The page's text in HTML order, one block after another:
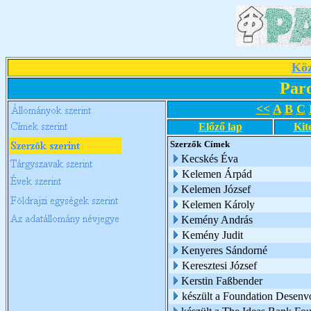
<< A B C
Előző lap
Szerzők Címek
Kecskés Éva
Kelemen Árpád
Kelemen József
Kelemen Károly
Kemény András
Kemény Judit
Kenyeres Sándorné
Keresztesi József
Kerstin Faßbender
készült a Foundation